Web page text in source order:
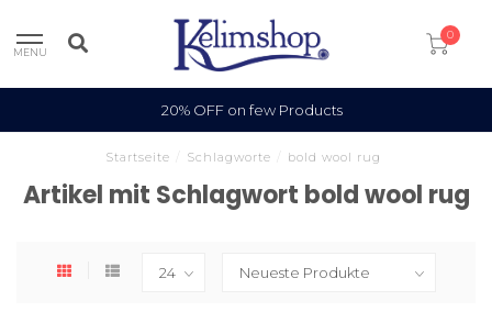
MENU
0
20% OFF on few Products
Startseite Schlagworte bold wool rug
Artikel mit Schlagwort bold wool rug